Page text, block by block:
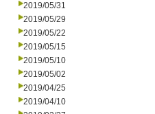
2019/05/31
2019/05/29
2019/05/22
2019/05/15
2019/05/10
2019/05/02
2019/04/25
2019/04/10